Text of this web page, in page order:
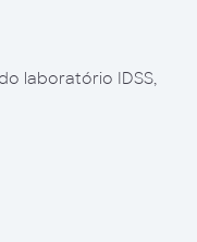
laboratório IDSS,